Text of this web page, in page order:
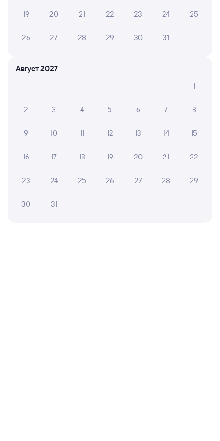
Способы оплаты
Правила работы сервиса
Отели Мурома
Вокзал Черемхово
19 20 21 22 23 24 25
26 27 28 29 30 31
Август 2027
1
2 3 4 5 6 7 8
9 10 11 12 13 14 15
16 17 18 19 20 21 22
23 24 25 26 27 28 29
30 31